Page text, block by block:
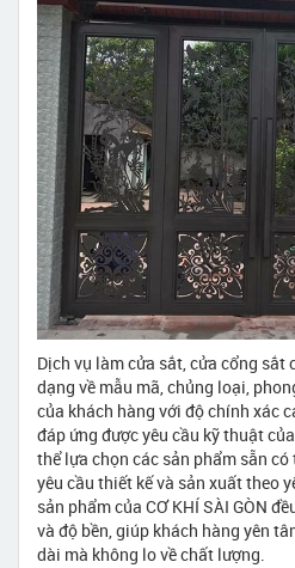
Dịch vụ làm cửa sắt, cửa cổng sắt
dạng về mẫu mã, chủng loại,
của khách hàng với độ chính xác
đáp ứng được yêu cầu kỹ thuật
thể lựa chọn các sản phẩm sẵn có
yêu cầu thiết kế và sản xuất theo
sản phẩm của CƠ KHÍ SÀI GÒN
và độ bền, giúp khách hàng yên
dài mà không lo về chất lượng.